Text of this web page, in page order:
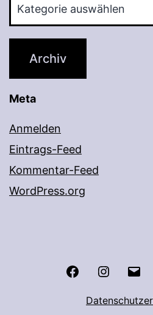
Archiv
Meta
Anmelden
Eintrags-Feed
Kommentar-Feed
WordPress.org
FacebookInstagram